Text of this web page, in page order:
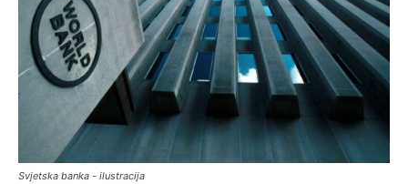
Svjetska banka - ilustracija